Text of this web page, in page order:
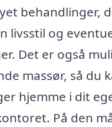
behandlinger,
livsstil og
Det er også
massør, så du
hjemme i dit
På den